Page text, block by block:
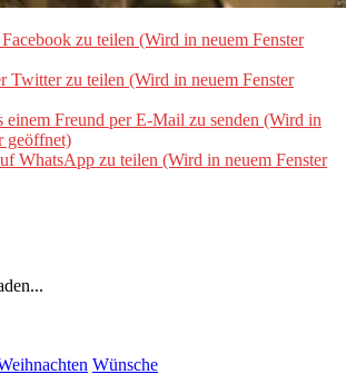
zu teilen (Wird in neuem Fenster
Twitter zu teilen (Wird in neuem Fenster
Freund per E-Mail zu senden (Wird in
geöffnet)
WhatsApp zu teilen (Wird in neuem Fenster
Wünsche